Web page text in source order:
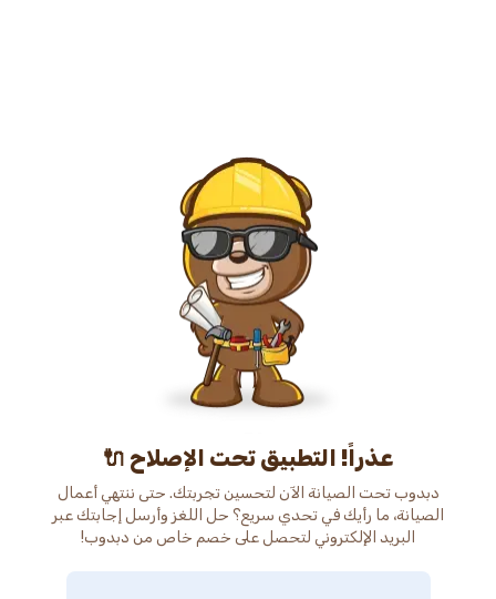
عذراً! التطبيق تحت الإصلاح 🔌
دبدوب تحت الصيانة الآن لتحسين تجربتك. حتى ننتهي أعمال
الصيانة، ما رأيك في تحدي سريع؟ حل اللغز وأرسل إجابتك عبر
البريد الإلكتروني لتحصل على خصم خاص من دبدوب!